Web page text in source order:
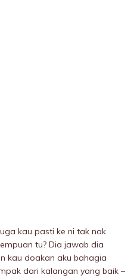
kau pasti ke ni tak nak
tu? Dia jawab dia
kau doakan aku bahagia
dari kalangan yang baik –